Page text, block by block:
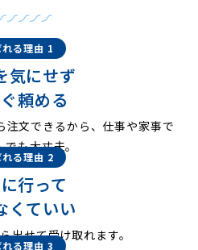
れる理由 1
気にせず
頼める
注文できるから、仕事や家事で
も大丈夫。
れる理由 2
行って
くていい
出せて受け取れます。
れる理由 3